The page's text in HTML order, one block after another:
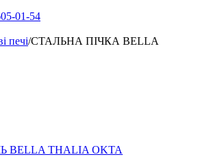
01-54
печі/СТАЛЬНА ПІЧКА BELLA